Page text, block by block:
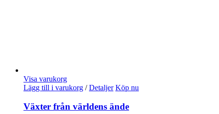
Visa varukorg
Lägg till i varukorg / Detaljer Köp nu
Växter från världens ände